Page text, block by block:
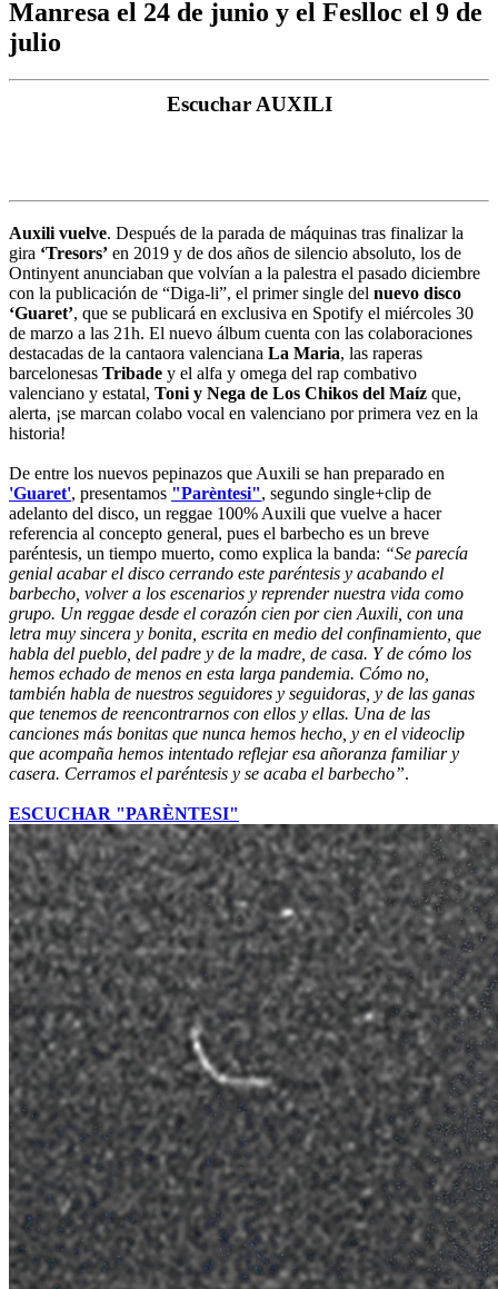
Manresa el 24 de junio y el Feslloc el 9 de
julio
Escuchar AUXILI
Auxili vuelve. Después de la parada de máquinas tras finalizar la
gira ‘Tresors’ en 2019 y de dos años de silencio absoluto, los de
Ontinyent anunciaban que volvían a la palestra el pasado diciembre
con la publicación de “Diga-li”, el primer single del nuevo disco
‘Guaret’, que se publicará en exclusiva en Spotify el miércoles 30
de marzo a las 21h. El nuevo álbum cuenta con las colaboraciones
destacadas de la cantaora valenciana La Maria, las raperas
barcelonesas Tribade y el alfa y omega del rap combativo
valenciano y estatal, Toni y Nega de Los Chikos del Maíz que,
alerta, ¡se marcan colabo vocal en valenciano por primera vez en la
historia!
De entre los nuevos pepinazos que Auxili se han preparado en
'Guaret', presentamos "Parèntesi", segundo single+clip de
adelanto del disco, un reggae 100% Auxili que vuelve a hacer
referencia al concepto general, pues el barbecho es un breve
paréntesis, un tiempo muerto, como explica la banda: “Se parecía
genial acabar el disco cerrando este paréntesis y acabando el
barbecho, volver a los escenarios y reprender nuestra vida como
grupo. Un reggae desde el corazón cien por cien Auxili, con una
letra muy sincera y bonita, escrita en medio del confinamiento, que
habla del pueblo, del padre y de la madre, de casa. Y de cómo los
hemos echado de menos en esta larga pandemia. Cómo no,
también habla de nuestros seguidores y seguidoras, y de las ganas
que tenemos de reencontrarnos con ellos y ellas. Una de las
canciones más bonitas que nunca hemos hecho, y en el videoclip
que acompaña hemos intentado reflejar esa añoranza familiar y
casera. Cerramos el paréntesis y se acaba el barbecho”.
ESCUCHAR "PARÈNTESI"